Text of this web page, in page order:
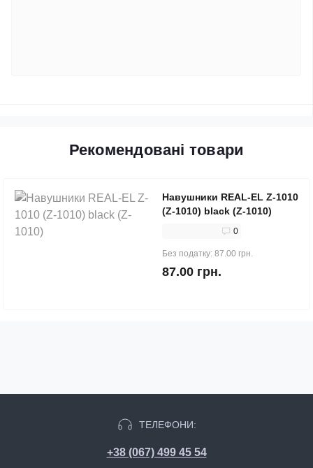
Рекомендовані товари
Навушники REAL-EL Z-1010
(Z-1010) black (Z-1010)
0
Без податку: 87.00 грн.
87.00 грн.
ТЕЛЕФОНИ:
+38 (067) 499 45 54